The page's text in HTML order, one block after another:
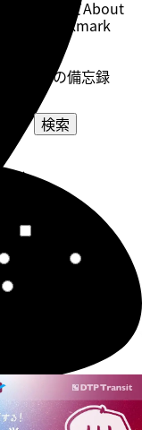
グについてAbout
Bookmark
イナーの備忘録
検索
さい